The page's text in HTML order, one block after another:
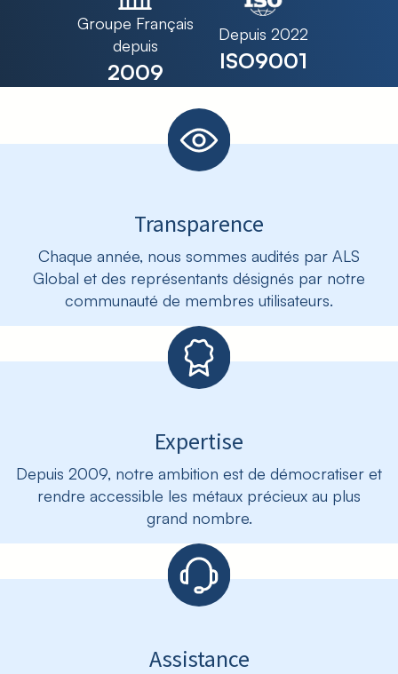
Groupe Français
depuis
2009
Depuis 2022
ISO9001
Transparence
Chaque année, nous sommes audités par ALS
Global et des représentants désignés par notre
communauté de membres utilisateurs.
Expertise
Depuis 2009, notre ambition est de démocratiser et
rendre accessible les métaux précieux au plus
grand nombre.
Assistance